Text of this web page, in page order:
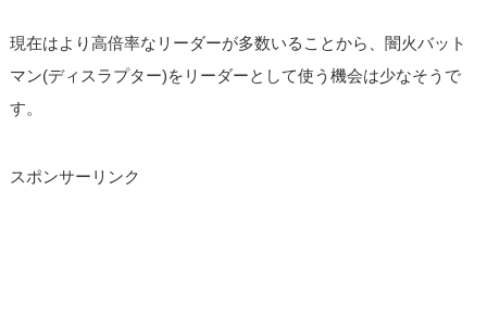
現在はより高倍率なリーダーが多数いることから、闇火バット
マン(ディスラプター)をリーダーとして使う機会は少なそうで
す。
スポンサーリンク